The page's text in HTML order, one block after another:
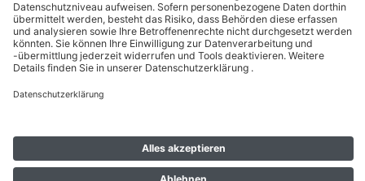
Schnelle Lieferung
Versandkostenfrei ab 50€